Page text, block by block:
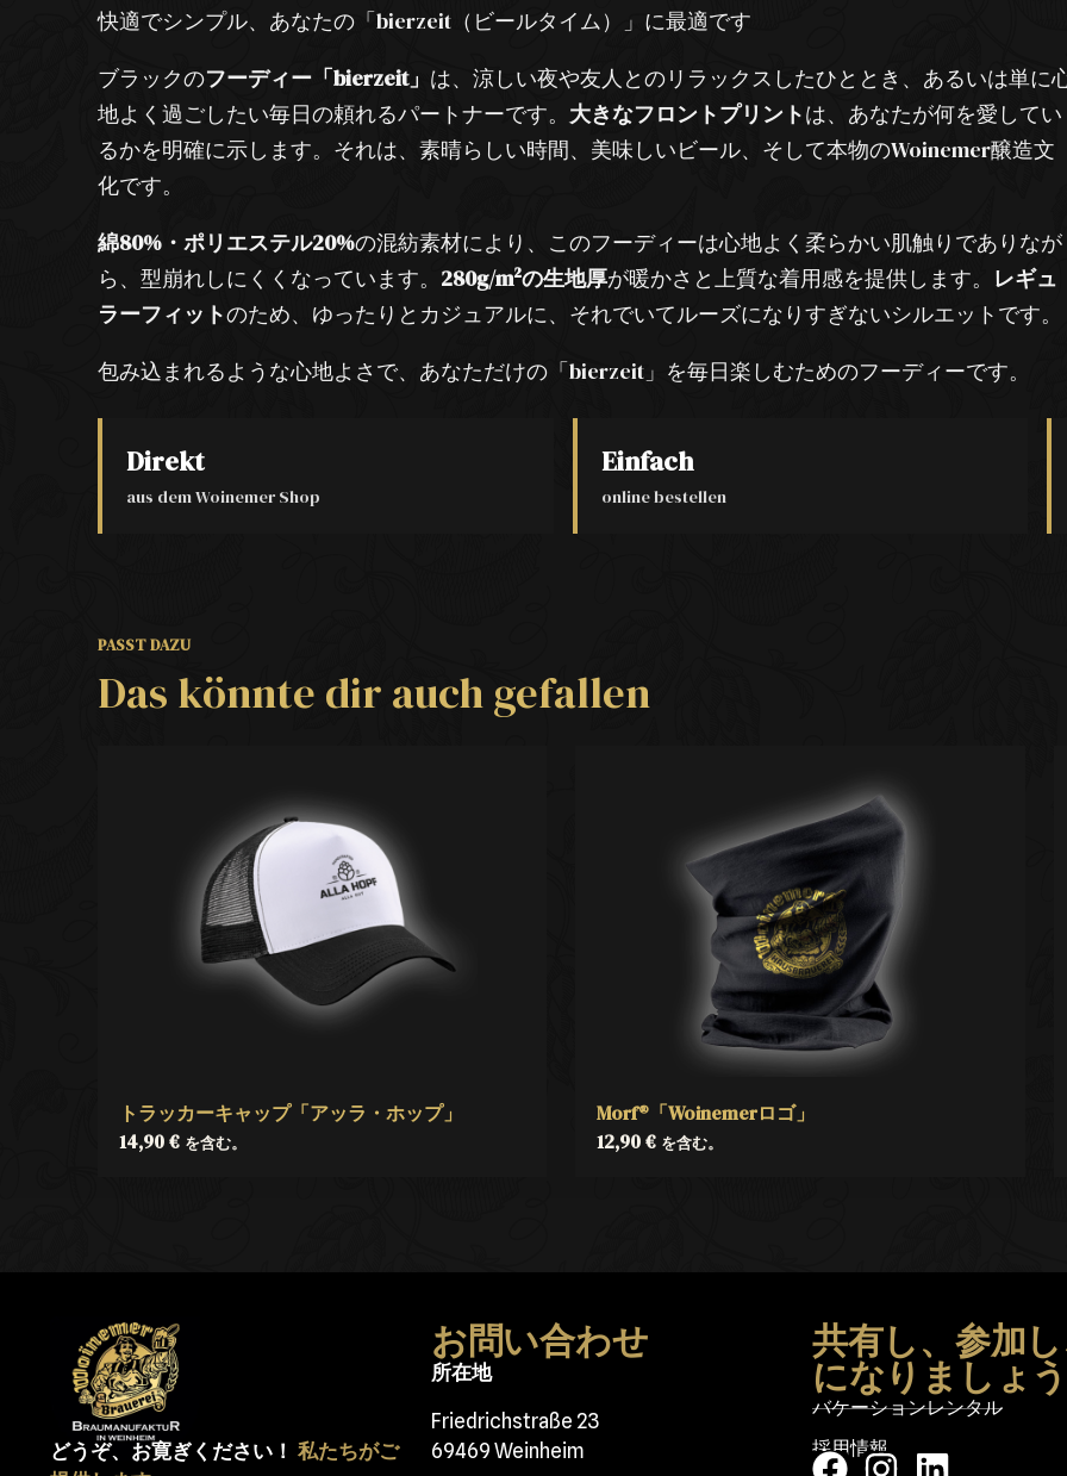
快適でシンプル、あなたの「bierzeit（ビールタイム）」に最適です
ブラックのフーディー「bierzeit」 は、涼しい夜や友人とのリラックスしたひととき、あるいは単に
地よく過ごしたい毎日の頼れるパートナーです。 大きなフロントプリントは、あなたが何を愛してい
るかを明確に示します。それは、素晴らしい時間、美味しいビール、そして本物のWoinemer醸造文
化です。
綿80%・ポリエステル20%の混紡素材により、このフーディーは心地よく柔らかい肌触りでありなが
ら、型崩れしにくくなっています。 280g/m²の生地厚が暖かさと上質な着用感を提供します。 レギュ
ラーフィットのため、ゆったりとカジュアルに、それでいてルーズになりすぎないシルエットです。
包み込まれるような心地よさで、あなただけの「bierzeit」を毎日楽しむためのフーディーです。
Direkt
aus dem Woinemer Shop
Einfach
online bestellen
PASST DAZU
Das könnte dir auch gefallen
トラッカーキャップ「アッラ・ホップ」
14,90€ を含む。
Morf®「Woinemerロゴ」
12,90€ を含む。
どうぞ、お寛ぎください！ 私たちがご
お問い合わせ
所在地
Friedrichstraße 23
69469 Weinheim
共有し、参加
になりましょう
バケーションレンタル
採用情報